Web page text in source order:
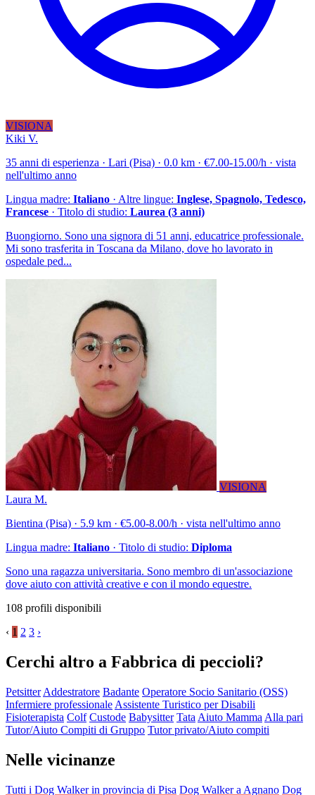
VISIONA
Kiki V.
35 anni di esperienza · Lari (Pisa) · 0.0 km · €7.00-15.00/h · vista
nell'ultimo anno
Lingua madre: Italiano · Altre lingue: Inglese, Spagnolo, Tedesco,
Francese · Titolo di studio: Laurea (3 anni)
Buongiorno. Sono una signora di 51 anni, educatrice professionale.
Mi sono trasferita in Toscana da Milano, dove ho lavorato in
ospedale ped...
VISIONA
Laura M.
Bientina (Pisa) · 5.9 km · €5.00-8.00/h · vista nell'ultimo anno
Lingua madre: Italiano · Titolo di studio: Diploma
Sono una ragazza universitaria. Sono membro di un'associazione
dove aiuto con attività creative e con il mondo equestre.
108 profili disponibili
‹ 1 2 3 ›
Cerchi altro a Fabbrica di peccioli?
Petsitter Addestratore Badante Operatore Socio Sanitario (OSS)
Infermiere professionale Assistente Turistico per Disabili
Fisioterapista Colf Custode Babysitter Tata Aiuto Mamma Alla pari
Tutor/Aiuto Compiti di Gruppo Tutor privato/Aiuto compiti
Nelle vicinanze
Tutti i Dog Walker in provincia di Pisa Dog Walker a Agnano Dog